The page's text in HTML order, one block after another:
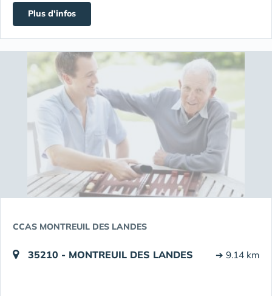
Plus d'infos
CCAS MONTREUIL DES LANDES
35210 - MONTREUIL DES LANDES ➔ 9.14 km